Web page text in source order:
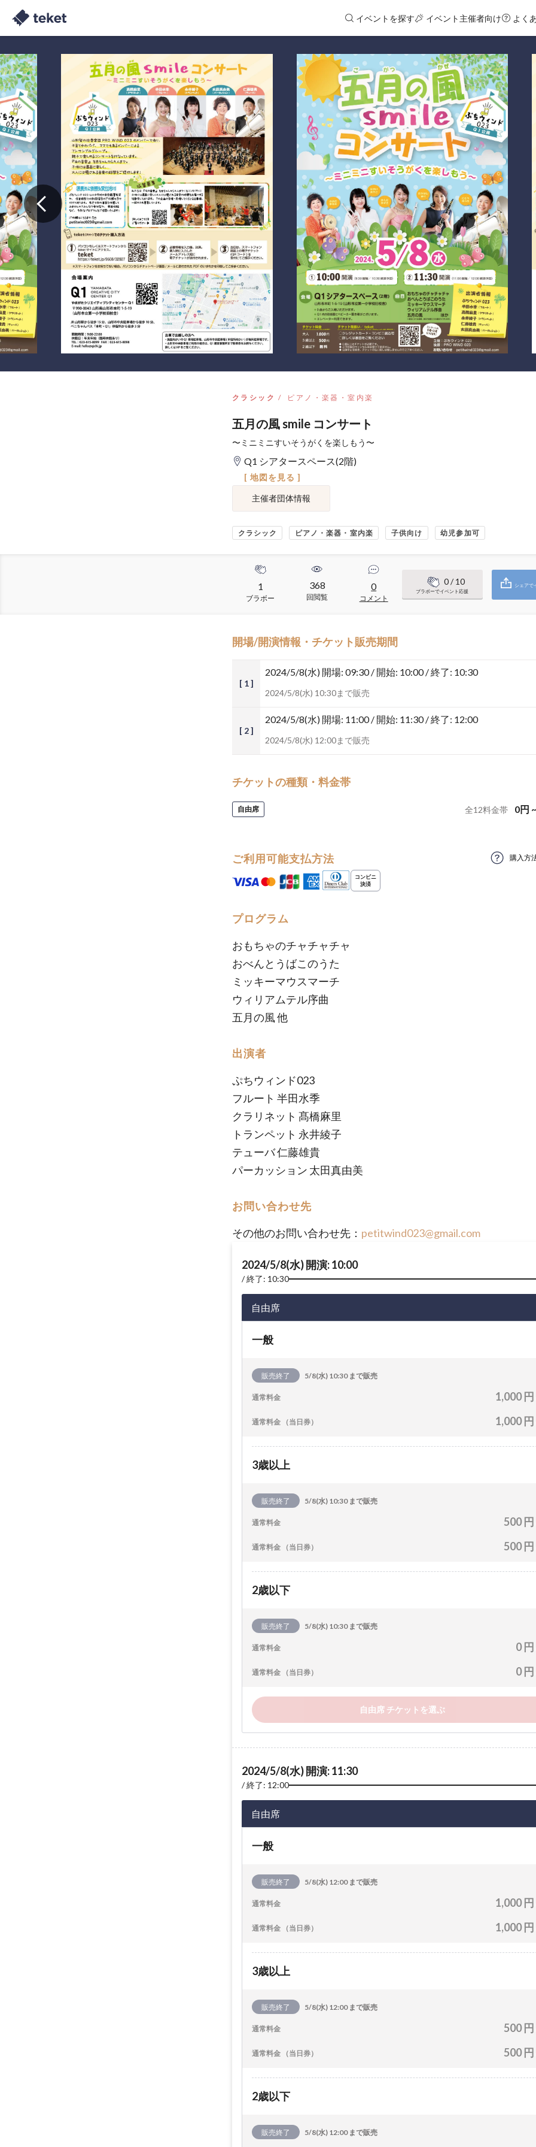
イベントを探す イベント主催者向け よく
クラシック ピアノ・楽器・室内楽
五月の風 smile コンサート
〜ミニミニすいそうがくを楽しもう〜
Q1 シアタースペース(2階)
[ 地図を見る ]
主催者団体情報
クラシック ピアノ・楽器・室内楽 子供向け 幼児参加可
1
ブラボー
368
回閲覧
0
コメント
0/ 10
ブラボーでイベント応援
シェアで
開場/開演情報・チケット販売期間
[ 1 ]
2024/5/8(水) 開場: 09:30 / 開始: 10:00 / 終了: 10:30
2024/5/8(水) 10:30まで販売
[ 2 ]
2024/5/8(水) 開場: 11:00 / 開始: 11:30 / 終了: 12:00
2024/5/8(水) 12:00まで販売
チケットの種類・料金帯
自由席 全12料金帯 0円 ~
ご利用可能支払方法 購入方
プログラム
おもちゃのチャチャチャ
おべんとうばこのうた
ミッキーマウスマーチ
ウィリアムテル序曲
五月の風 他
出演者
ぷちウィンド023
フルート 半田水季
クラリネット 髙橋麻里
トランペット 永井綾子
テューバ 仁藤雄貴
パーカッション 太田真由美
お問い合わせ先
その他のお問い合わせ先： petitwind023@gmail.com
2024/5/8(水) 開演: 10:00
終了: 10:30
自由席
一般
販売終了 5/8(水) 10:30 まで販売
通常料金 1,000 円
通常料金 （当日券） 1,000 円
3歳以上
販売終了 5/8(水) 10:30 まで販売
通常料金 500 円
通常料金 （当日券） 500 円
2歳以下
販売終了 5/8(水) 10:30 まで販売
通常料金 0 円
通常料金 （当日券） 0 円
自由席 チケットを選ぶ
2024/5/8(水) 開演: 11:30
終了: 12:00
自由席
一般
販売終了 5/8(水) 12:00 まで販売
通常料金 1,000 円
通常料金 （当日券） 1,000 円
3歳以上
販売終了 5/8(水) 12:00 まで販売
通常料金 500 円
通常料金 （当日券） 500 円
2歳以下
販売終了 5/8(水) 12:00 まで販売